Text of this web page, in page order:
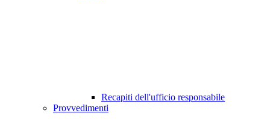
Recapiti dell'ufficio responsabile
Provvedimenti